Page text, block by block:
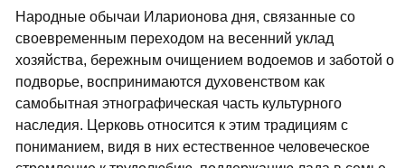
Народные обычаи Иларионова дня, связанные со
своевременным переходом на весенний уклад
хозяйства, бережным очищением водоемов и заботой о
подворье, воспринимаются духовенством как
самобытная этнографическая часть культурного
наследия. Церковь относится к этим традициям с
пониманием, видя в них естественное человеческое